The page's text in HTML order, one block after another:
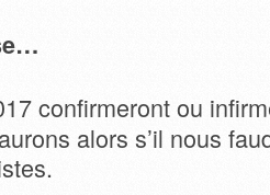
confirmeront ou
alors s’il nous